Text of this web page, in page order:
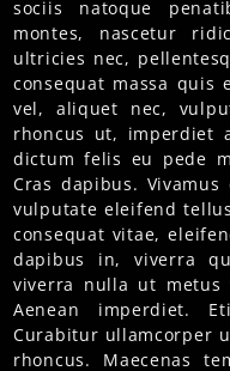
sociis natoque
montes, nascetur
ultricies nec,
consequat massa quis
vel, aliquet nec,
rhoncus ut, imperdiet
dictum felis eu pede
Cras dapibus.
vulputate eleifend
consequat vitae,
dapibus in, viverra
viverra nulla ut metus
Aenean imperdiet.
Curabitur ullamcorper
rhoncus. Maecenas